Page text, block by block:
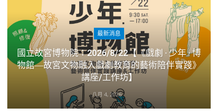
最新消息
國立故宮博物院：2026/8/22【《戲劇 · 少年 · 博
物館―故宮文物融入戲劇教育的藝術陪伴實踐》
講座/工作坊】
八月 4, 2026